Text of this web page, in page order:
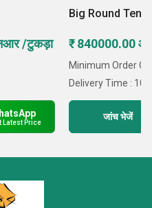
/टुकड़ा
Latest Price
Big Round Tent
₹ 840000.00
Minimum Order
Delivery Time : 10
जांच भेजें